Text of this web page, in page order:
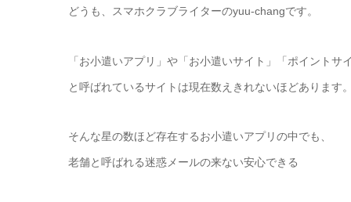
どうも、スマホクラブライターのyuu-changです。
「お小遣いアプリ」や「お小遣いサイト」「ポイントサイ
と呼ばれているサイトは現在数えきれないほどあります。
そんな星の数ほど存在するお小遣いアプリの中でも、
老舗と呼ばれる迷惑メールの来ない安心できる